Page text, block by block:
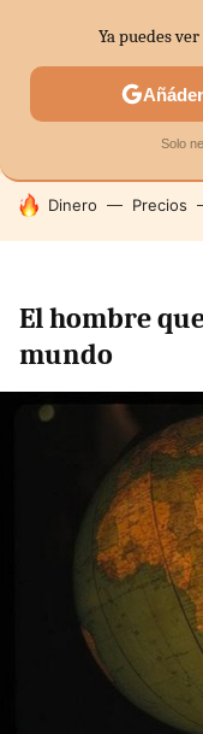
SECTORES
HOY SE HABLA DE
Dinero Precios
El hombre
mundo
Ya puedes
Solo